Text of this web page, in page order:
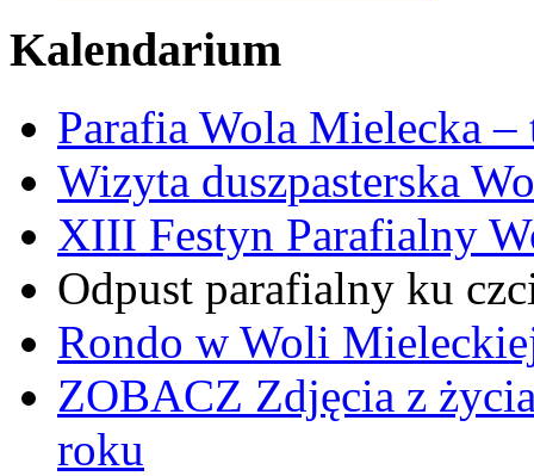
Kalendarium
Parafia Wola Mielecka
Wizyta duszpasterska
XIII Festyn Parafialny
Odpust parafialny ku
Rondo w Woli
ZOBACZ Zdjęcia z
roku